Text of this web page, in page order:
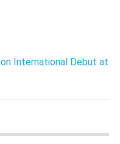
International Debut at